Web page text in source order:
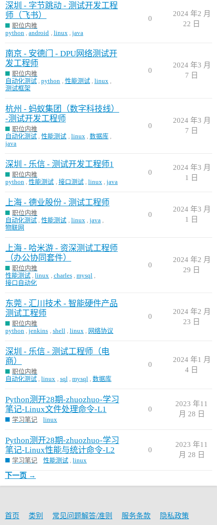
深圳 - 字节跳动 - 测试开发工程
师（飞书）
职位内推
python ,android , linux , java
0
2024 年2 月
22 日
南京 - 安德门 - DPU网络测试开
发工程师
职位内推
自动化测试 ,python , 性能测试 , linux ,
测试框架
0
2024 年3 月
7 日
杭州 - 蚂蚁集团（数字科技线）
-测试开发工程师
职位内推
自动化测试 ,性能测试 , linux , 数据库 ,
java
0
2024 年3 月
7 日
深圳 - 乐信 - 测试开发工程师1
职位内推
python ,性能测试 , 接口测试 , linux ,java
0
2024 年3 月
1 日
上海 - 德业股份 - 测试工程师
职位内推
自动化测试 ,性能测试 , linux , java ,
物联网
0
2024 年3 月
1 日
上海 - 哈米游 - 资深测试工程师
（办公协同套件）
职位内推
性能测试 ,linux , charles , mysql ,
接口自动化
0
2024 年2 月
29 日
东莞 - 汇川技术 - 智能硬件产品
测试工程师
职位内推
python ,jenkins , shell , linux , 网络协议
0
2024 年2 月
23 日
深圳 - 乐信 - 测试工程师（电
商）
职位内推
自动化测试 ,linux , sql , mysql ,数据库
0
2024 年1 月
4 日
Python测开28期-zhuozhuo-学习
笔记-Linux文件处理命令-L1
学习笔记 linux
0
2023 年11
月 28 日
Python测开28期-zhuozhuo-学习
笔记-Linux性能与统计命令-L2
学习笔记 性能测试 ,linux
0
2023 年11
月 28 日
下一页 →
首页 类别 常见问题解答/准则 服务条款 隐私政策